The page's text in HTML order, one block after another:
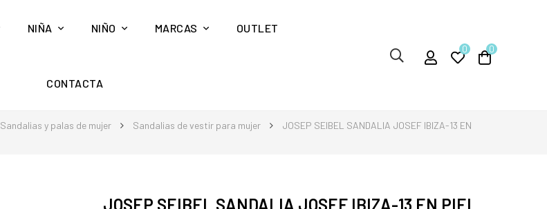
NIÑA NIÑO MARCAS OUTLET
CONTACTA
0 0
Sandalias y palas de mujer Sandalias de vestir para mujer
JOSEP SEIBEL SANDALIA JOSEF IBIZA-13 EN
JOSEP SEIBEL SANDALIA JOSEF IBIZA-13 EN PIEL